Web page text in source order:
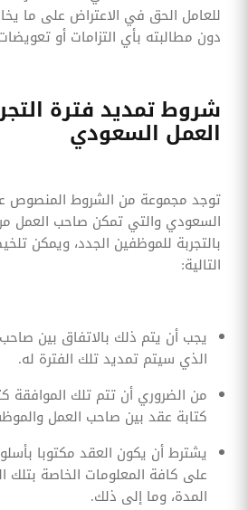
للعامل الحق في الاعتراض على ما
دون مطالبته بأي التزامات أو
شروط تمديد فترة
العمل السعودي
توجد مجموعة من الشروط المنصوص
السعودي والتي تمكن صاحب العمل
بالتجربة للموظفين الجدد، ويمكن
التالية:
يجب أن يتم ذلك بالاتفاق بين
الذي سيتم تمديد تلك الفترة له.
من الضروري أن تتم تلك الموافقة
كتابة عقد بين صاحب العمل
يشترط أن يكون العقد مكتوبا
على كافة المعلومات الخاصة بتلك
المدة، وما إلى ذلك.